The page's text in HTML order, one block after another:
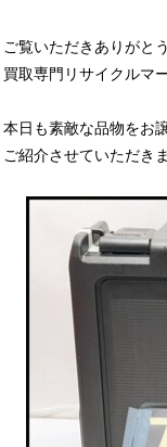
ご覧いただきありがと
買取専門リサイクルマ
本日も素敵な品物をお
ご紹介させていただきま